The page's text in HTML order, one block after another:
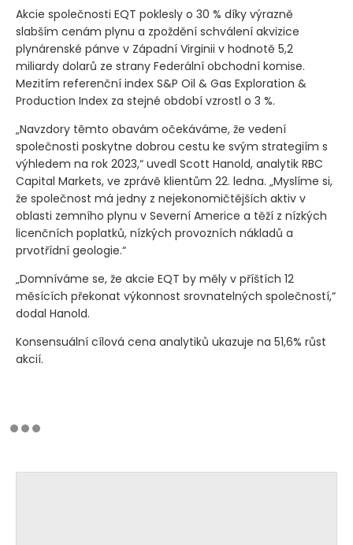
Akcie společnosti EQT poklesly o 30 % díky výrazně
slabším cenám plynu a zpoždění schválení akvizice
plynárenské pánve v Západní Virginii v hodnotě 5,2
miliardy dolarů ze strany Federální obchodní komise.
Mezitím referenční index S&P Oil & Gas Exploration &
Production Index za stejné období vzrostl o 3 %.
„Navzdory těmto obavám očekáváme, že vedení
společnosti poskytne dobrou cestu ke svým strategiím s
výhledem na rok 2023,“ uvedl Scott Hanold, analytik RBC
Capital Markets, ve zprávě klientům 22. ledna. „Myslíme si,
že společnost má jedny z nejekonomičtějších aktiv v
oblasti zemního plynu v Severní Americe a těží z nízkých
licenčních poplatků, nízkých provozních nákladů a
prvotřídní geologie.“
„Domníváme se, že akcie EQT by měly v příštích 12
měsících překonat výkonnost srovnatelných společností,“
dodal Hanold.
Konsensuální cílová cena analytiků ukazuje na 51,6% růst
akcií.